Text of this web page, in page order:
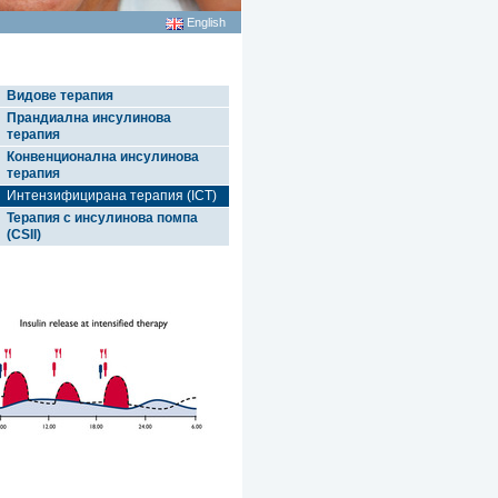
English
Видове терапия
Прандиална инсулинова
терапия
Конвенционална инсулинова
терапия
Интензифицирана терапия (ICT)
Терапия с инсулинова помпа
(CSII)